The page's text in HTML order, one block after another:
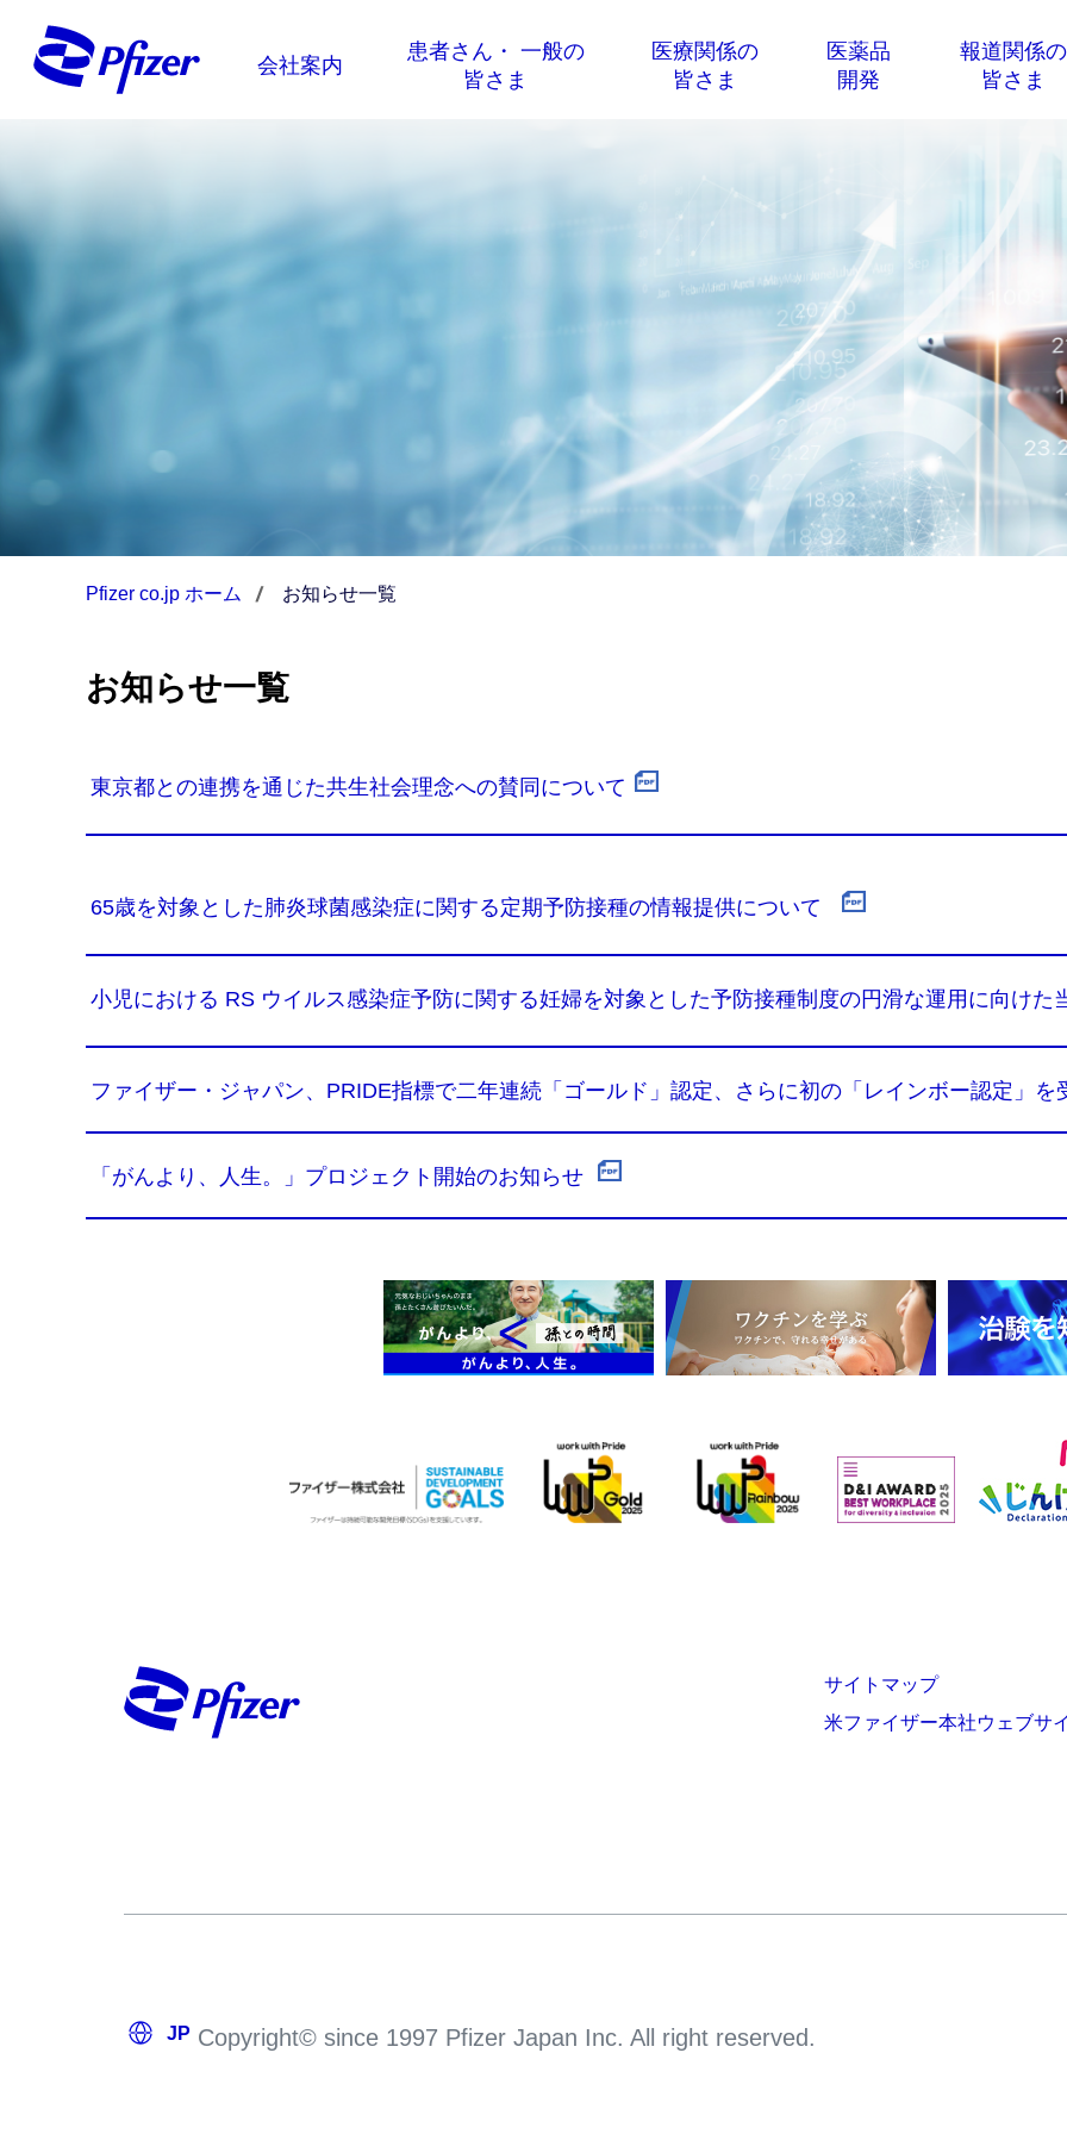
Pfizer co.jp ホーム お知らせ一覧
お知らせ一覧
東京都との連携を通じた共生社会理念への賛同について
65歳を対象とした肺炎球菌感染症に関する定期予防接種の情報提供について
小児における RS ウイルス感染症予防に関する妊婦を対象とした予防接種制度の円滑な運用に向け
ファイザー・ジャパン、PRIDE指標で二年連続「ゴールド」認定、さらに初の「レインボー認定」
「がんより、人生。」プロジェクト開始のお知らせ
サイトマップ
米ファイザー本社ウェブサ
Copyright© since 1997 Pfizer Japan Inc. All right reserved.